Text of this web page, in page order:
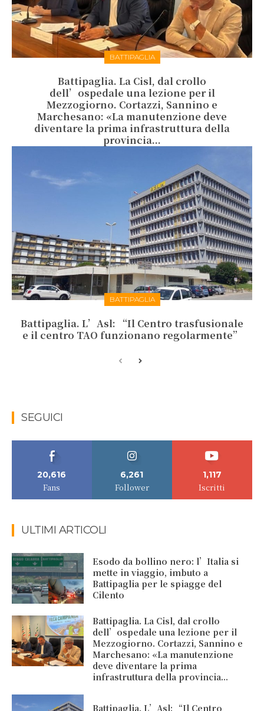
BATTIPAGLIA
Battipaglia. La Cisl, dal crollo
dell’ospedale una lezione per il
Mezzogiorno. Cortazzi, Sannino e
Marchesano: «La manutenzione deve
diventare la prima infrastruttura della
provincia...
BATTIPAGLIA
Battipaglia. L’Asl: “Il Centro trasfusionale
e il centro TAO funzionano regolarmente”
SEGUICI
20,616
Fans
6,261
Follower
1,117
Iscritti
ULTIMI ARTICOLI
Esodo da bollino nero: l’Italia si
mette in viaggio, imbuto a
Battipaglia per le spiagge del
Cilento
Battipaglia. La Cisl, dal crollo
dell’ospedale una lezione per il
Mezzogiorno. Cortazzi, Sannino e
Marchesano: «La manutenzione
deve diventare la prima
infrastruttura della provincia...
Battipaglia. L’Asl: “Il Centro